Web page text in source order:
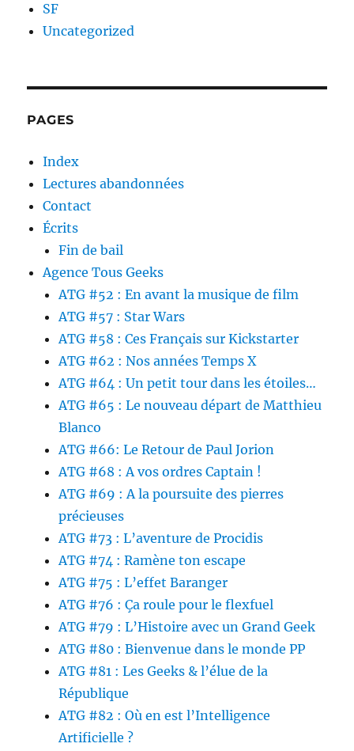
SF
Uncategorized
PAGES
Index
Lectures abandonnées
Contact
Écrits
Fin de bail
Agence Tous Geeks
ATG #52 : En avant la musique de film
ATG #57 : Star Wars
ATG #58 : Ces Français sur Kickstarter
ATG #62 : Nos années Temps X
ATG #64 : Un petit tour dans les étoiles…
ATG #65 : Le nouveau départ de Matthieu
Blanco
ATG #66: Le Retour de Paul Jorion
ATG #68 : A vos ordres Captain !
ATG #69 : A la poursuite des pierres
précieuses
ATG #73 : L’aventure de Procidis
ATG #74 : Ramène ton escape
ATG #75 : L’effet Baranger
ATG #76 : Ça roule pour le flexfuel
ATG #79 : L’Histoire avec un Grand Geek
ATG #80 : Bienvenue dans le monde PP
ATG #81 : Les Geeks & l’élue de la
République
ATG #82 : Où en est l’Intelligence
Artificielle ?